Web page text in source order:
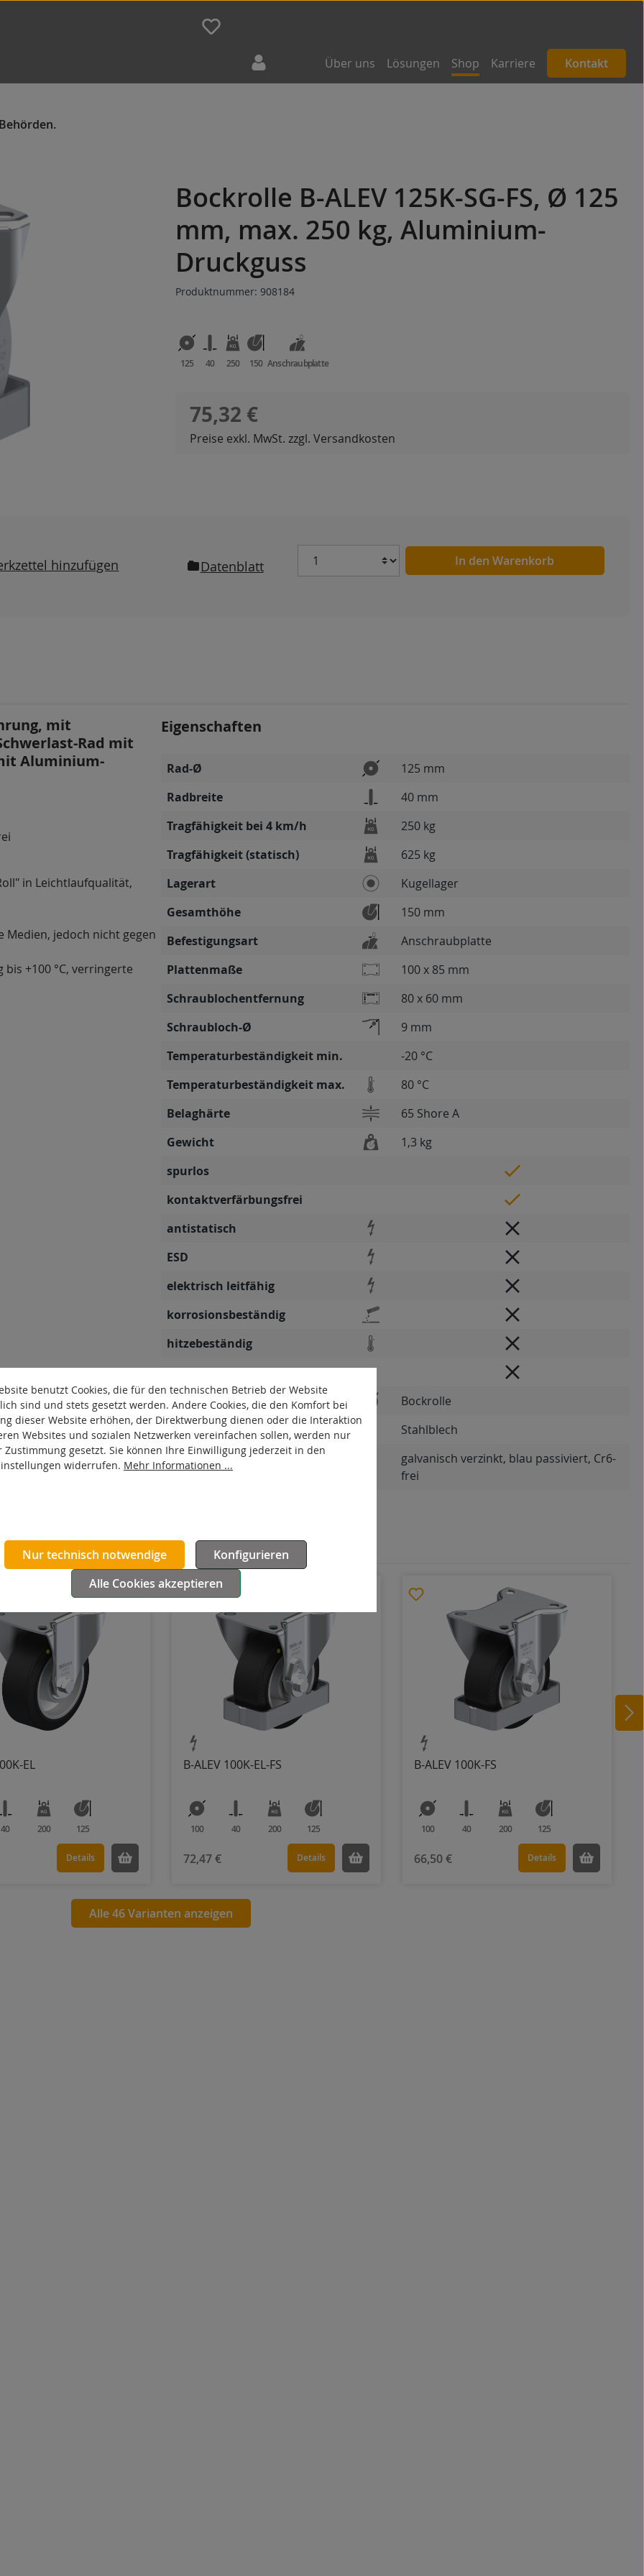
Über uns Lösungen Shop Karriere Kontakt
Bockrolle B-ALEV 125K-SG-FS, Ø 125
mm, max. 250 kg, Aluminium-
Druckguss
Produktnummer: 908184
125 40 250 150 Anschraubplatte
Regulärer Preis:
75,32 €
Preise exkl. MwSt. zzgl. Versandkosten
hinzufügen Datenblatt
Anzahl In den Warenkorb
mit
Rad mit
Aluminium-
in Leichtlaufqualität,
Medien, jedoch nicht gegen
bis +100 °C, verringerte
Eigenschaften
Rad-Ø
125 mm
Radbreite
40 mm
Tragfähigkeit bei 4 km/h
250 kg
Tragfähigkeit (statisch)
625 kg
Lagerart
Kugellager
Gesamthöhe
150 mm
Befestigungsart
Anschraubplatte
Plattenmaße
100 x 85 mm
Schraublochentfernung
80 x 60 mm
Schraubloch-Ø
9 mm
Temperaturbeständigkeit min.
-20 °C
Temperaturbeständigkeit max.
80 °C
Belaghärte
65 Shore A
Gewicht
1,3 kg
spurlos
kontaktverfärbungsfrei
antistatisch
ESD
elektrisch leitfähig
korrosionsbeständig
hitzebeständig
autoklaventauglich
Produkttyp
Bockrolle
Material Gehäuse
Stahlblech
Oberfläche Gehäuse
galvanisch verzinkt, blau passiviert, Cr6-
frei
EL
40 200 125
Details
B-ALEV 100K-EL-FS
100 40 200 125
72,47 € Details
B-ALEV 100K-FS
100 40 200 125
66,50 € Details
Alle 46 Varianten anzeigen
benutzt Cookies, die für den technischen Betrieb der Website
sind und stets gesetzt werden. Andere Cookies, die den Komfort bei
dieser Website erhöhen, der Direktwerbung dienen oder die Interaktion
Websites und sozialen Netzwerken vereinfachen sollen, werden nur
Zustimmung gesetzt. Sie können Ihre Einwilligung jederzeit in den
widerrufen. Mehr Informationen ...
Nur technisch notwendige
Konfigurieren
Alle Cookies akzeptieren